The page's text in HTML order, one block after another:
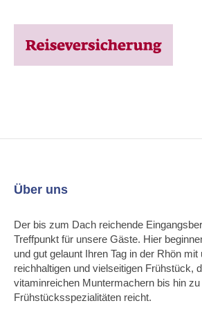
Über uns
Der bis zum Dach reichende
Treffpunkt für unsere Gäste. Hier
und gut gelaunt Ihren Tag in der Rhön mit
reichhaltigen und vielseitigen Frühstück,
vitaminreichen Muntermachern bis hin zu
Frühstücksspezialitäten reicht.